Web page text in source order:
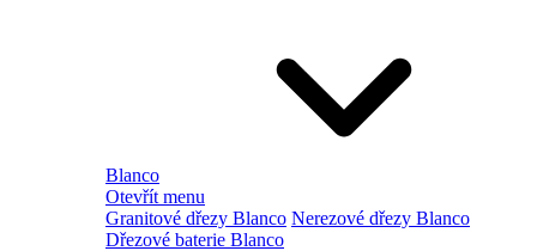
Blanco
Otevřít menu
Granitové dřezy Blanco Nerezové dřezy Blanco
Dřezové baterie Blanco